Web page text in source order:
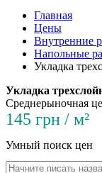
Главная
Цены
Внутренние
Напольные
Укладка
Укладка
Среднерыночная
145 грн / м²
Умный поиск цен